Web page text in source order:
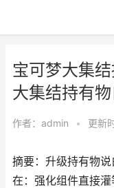
宝可梦大集
大集结持有
作者： admin • 更新
摘要：升级持有物
在：强化组件直接